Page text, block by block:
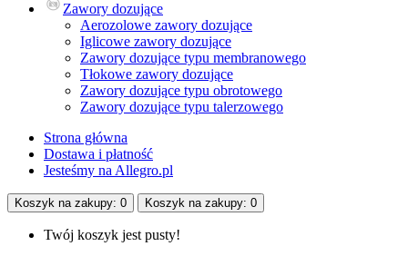
Zawory dozujące
Aerozolowe zawory dozujące
Iglicowe zawory dozujące
Zawory dozujące typu membranowego
Tłokowe zawory dozujące
Zawory dozujące typu obrotowego
Zawory dozujące typu talerzowego
Strona główna
Dostawa i płatność
Jesteśmy na Allegro.pl
Koszyk nazakupy: 0 Koszyk nazakupy: 0
Twój koszyk jest pusty!